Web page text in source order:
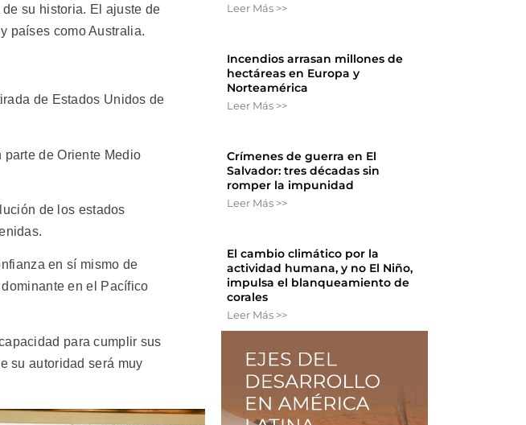
su historia. El ajuste de
países como Australia.
de Estados Unidos de
de Oriente Medio
de los estados
en sí mismo de
en el Pacífico
para cumplir sus
su autoridad será muy
Leer Más >>
Incendios arrasan millones de
hectáreas en Europa y
Norteamérica
Leer Más >>
Crímenes de guerra en El
Salvador: tres décadas sin
romper la impunidad
Leer Más >>
El cambio climático por la
actividad humana, y no El Niño,
impulsa el blanqueamiento de
corales
Leer Más >>